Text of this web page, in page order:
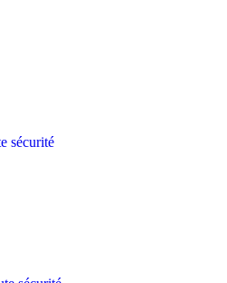
sécurité